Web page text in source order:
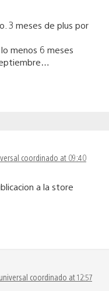
3 meses de plus por
menos 6 meses
coordinado at 09:40
a la store
coordinado at 12:57